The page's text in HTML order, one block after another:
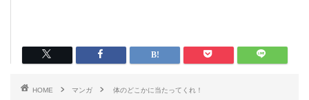
HOME マンガ 体のどこかに当たってくれ！